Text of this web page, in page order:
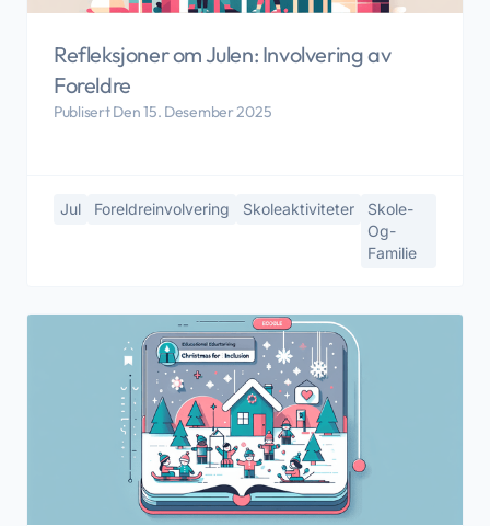
Refleksjoner om Julen: Involvering av
Foreldre
Publisert Den 15. Desember 2025
Jul Foreldreinvolvering Skoleaktiviteter
Skole-
Og-
Familie